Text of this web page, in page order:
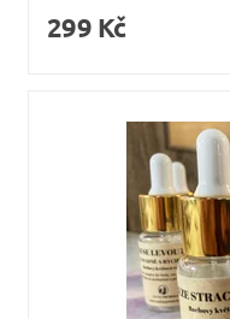
299 Kč